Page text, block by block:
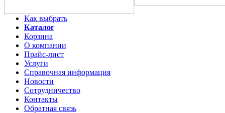
Как выбрать
Каталог
Корзина
О компании
Прайс-лист
Услуги
Справочная информация
Новости
Сотрудничество
Контакты
Обратная связь